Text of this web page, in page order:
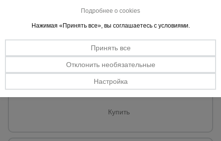
270297 ₸.
Купить
Подробнее о cookies
Нажимая «Принять все», вы соглашаетесь с условиями.
Принять все
Отклонить необязательные
Настройка